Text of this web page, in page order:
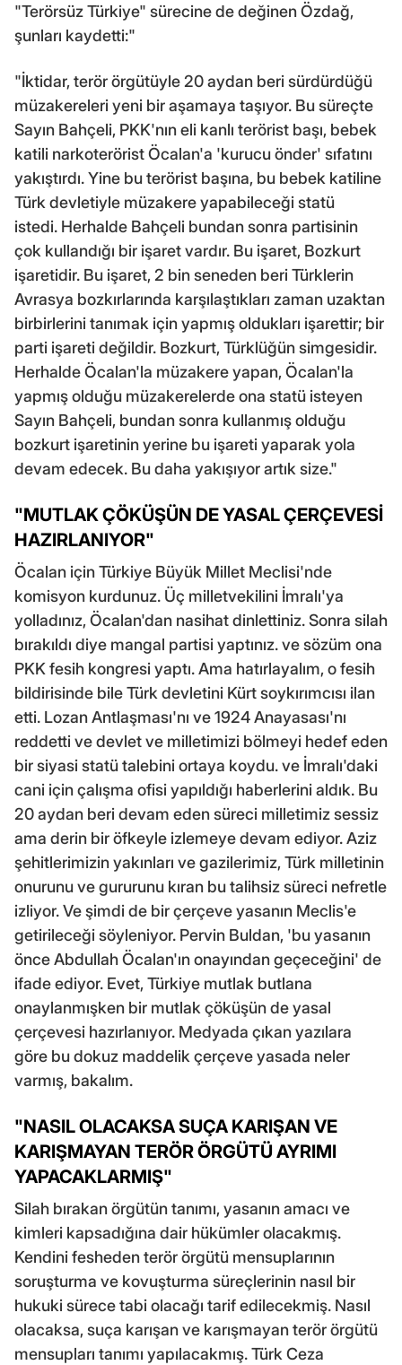
"Terörsüz Türkiye" sürecine de değinen Özdağ,
şunları kaydetti:"
"İktidar, terör örgütüyle 20 aydan beri sürdürdüğü
müzakereleri yeni bir aşamaya taşıyor. Bu süreçte
Sayın Bahçeli, PKK'nın eli kanlı terörist başı, bebek
katili narkoterörist Öcalan'a 'kurucu önder' sıfatını
yakıştırdı. Yine bu terörist başına, bu bebek katiline
Türk devletiyle müzakere yapabileceği statü
istedi. Herhalde Bahçeli bundan sonra partisinin
çok kullandığı bir işaret vardır. Bu işaret, Bozkurt
işaretidir. Bu işaret, 2 bin seneden beri Türklerin
Avrasya bozkırlarında karşılaştıkları zaman uzaktan
birbirlerini tanımak için yapmış oldukları işarettir; bir
parti işareti değildir. Bozkurt, Türklüğün simgesidir.
Herhalde Öcalan'la müzakere yapan, Öcalan'la
yapmış olduğu müzakerelerde ona statü isteyen
Sayın Bahçeli, bundan sonra kullanmış olduğu
bozkurt işaretinin yerine bu işareti yaparak yola
devam edecek. Bu daha yakışıyor artık size."
"MUTLAK ÇÖKÜŞÜN DE YASAL ÇERÇEVESİ
HAZIRLANIYOR"
Öcalan için Türkiye Büyük Millet Meclisi'nde
komisyon kurdunuz. Üç milletvekilini İmralı'ya
yolladınız, Öcalan'dan nasihat dinlettiniz. Sonra silah
bırakıldı diye mangal partisi yaptınız. ve sözüm ona
PKK fesih kongresi yaptı. Ama hatırlayalım, o fesih
bildirisinde bile Türk devletini Kürt soykırımcısı ilan
etti. Lozan Antlaşması'nı ve 1924 Anayasası'nı
reddetti ve devlet ve milletimizi bölmeyi hedef eden
bir siyasi statü talebini ortaya koydu. ve İmralı'daki
cani için çalışma ofisi yapıldığı haberlerini aldık. Bu
20 aydan beri devam eden süreci milletimiz sessiz
ama derin bir öfkeyle izlemeye devam ediyor. Aziz
şehitlerimizin yakınları ve gazilerimiz, Türk milletinin
onurunu ve gururunu kıran bu talihsiz süreci nefretle
izliyor. Ve şimdi de bir çerçeve yasanın Meclis'e
getirileceği söyleniyor. Pervin Buldan, 'bu yasanın
önce Abdullah Öcalan'ın onayından geçeceğini' de
ifade ediyor. Evet, Türkiye mutlak butlana
onaylanmışken bir mutlak çöküşün de yasal
çerçevesi hazırlanıyor. Medyada çıkan yazılara
göre bu dokuz maddelik çerçeve yasada neler
varmış, bakalım.
"NASIL OLACAKSA SUÇA KARIŞAN VE
KARIŞMAYAN TERÖR ÖRGÜTÜ AYRIMI
YAPACAKLARMIŞ"
Silah bırakan örgütün tanımı, yasanın amacı ve
kimleri kapsadığına dair hükümler olacakmış.
Kendini fesheden terör örgütü mensuplarının
soruşturma ve kovuşturma süreçlerinin nasıl bir
hukuki sürece tabi olacağı tarif edilecekmiş. Nasıl
olacaksa, suça karışan ve karışmayan terör örgütü
mensupları tanımı yapılacakmış. Türk Ceza